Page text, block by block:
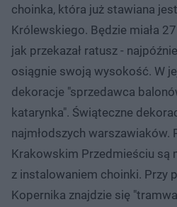
choinka, która już stawiana
Królewskiego. Będzie miała
jak przekazał ratusz -
osiągnie swoją wysokość. W
dekoracje "sprzedawca
katarynka". Świąteczne
najmłodszych warszawiaków.
Krakowskim Przedmieściu są
z instalowaniem choinki. Przy
Kopernika znajdzie się